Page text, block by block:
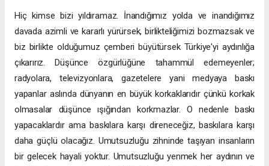
Hiç kimse bizi yıldıramaz. İnandığımız yolda ve inandığımız
davada azimli ve kararlı yürürsek, birlikteliğimizi bozmazsak ve
biz birlikte olduğumuz çemberi büyütürsek Türkiye'yi aydınlığa
çıkarırız. Düşünce özgürlüğüne tahammül edemeyenler;
radyolara, televizyonlara, gazetelere yani medyaya baskı
yapanlar aslında dünyanın en büyük korkaklarıdır çünkü korkak
olmasalar düşünce ışığından korkmazlar. O nedenle baskı
yapacaklardır ama baskılara karşı direneceğiz, baskılara karşı
daha güçlü olacağız. Umutsuzluğu zihninde taşıyan insanların
bir gelecek hayali yoktur. Umutsuzluğu yenmek her aydının ve